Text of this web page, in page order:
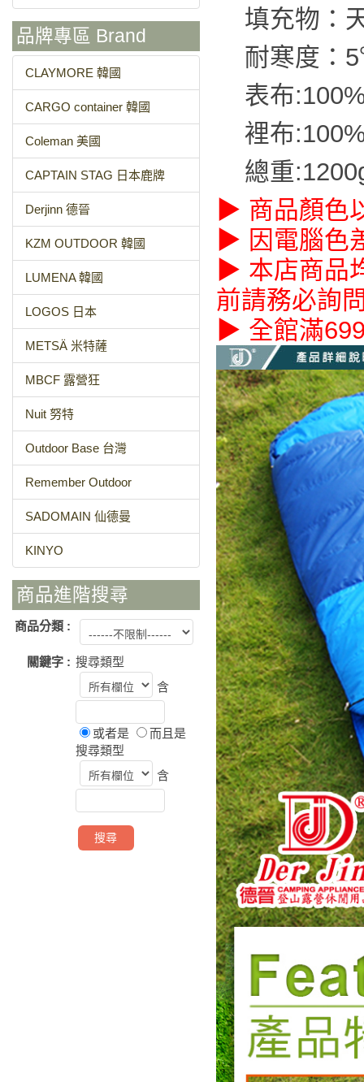
品牌專區 Brand
CLAYMORE 韓國
CARGO container 韓國
Coleman 美國
CAPTAIN STAG 日本鹿牌
Derjinn 德晉
KZM OUTDOOR 韓國
LUMENA 韓國
LOGOS 日本
METSÄ 米特薩
MBCF 露營狂
Nuit 努特
Outdoor Base 台灣
Remember Outdoor
SADOMAIN 仙德曼
KINYO
商品進階搜尋
商品分類 :
關鍵字 : 搜尋類型
含
或者是
而且是
搜尋類型
含
填充物：
耐寒度：
表布
裡布
總重
▶ 商品顏色
▶ 因電腦色
▶ 本店商品
前請務必詢
▶ 全館滿